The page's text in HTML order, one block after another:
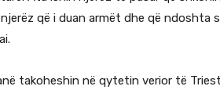
që i duan armët dhe që ndoshta
takoheshin në qytetin verior të